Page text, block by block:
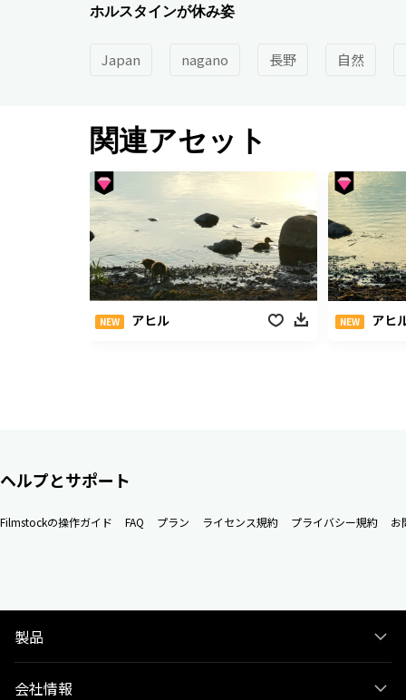
ホルスタインが休み姿
Japan nagano 長野 自然
関連アセット
NEW アヒル NEW アヒ
ヘルプとサポート
Filmstockの操作ガイド FAQ プラン ライセンス規約 プライバシー規約 お
製品
会社情報